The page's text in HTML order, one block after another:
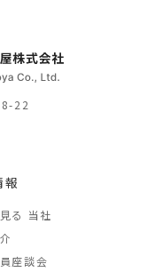
22
報
る 当社
座談会